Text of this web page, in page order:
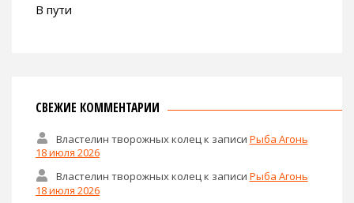
В пути
СВЕЖИЕ КОММЕНТАРИИ
Властелин творожных колец к записи Рыба Агонь
18 июля 2026
Властелин творожных колецк записи Рыба Агонь
18 июля 2026